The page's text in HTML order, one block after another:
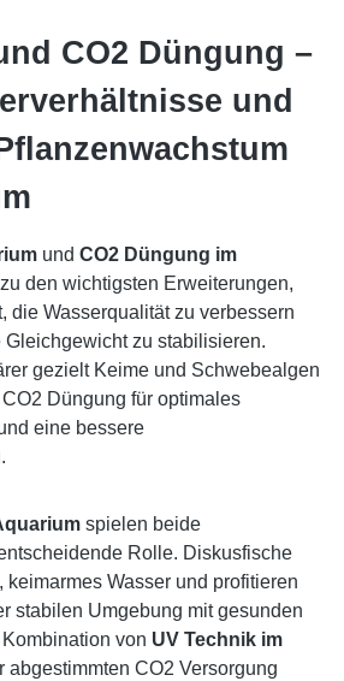
CO2 Düngung –
und
und CO2 Düngung im
den wichtigsten Erweiterungen,
die Wasserqualität zu verbessern
zu stabilisieren.
gezielt Keime und Schwebealgen
Düngung für optimales
eine bessere
spielen beide
Rolle. Diskusfische
keimarmes Wasser und profitieren
stabilen Umgebung mit gesunden
von UV Technik im
abgestimmten CO2 Versorgung